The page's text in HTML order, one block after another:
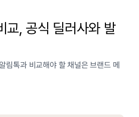
교, 공식 딜러사와 발
림톡과 비교해야 할 채널은 브랜드 메